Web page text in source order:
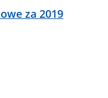
za 2019